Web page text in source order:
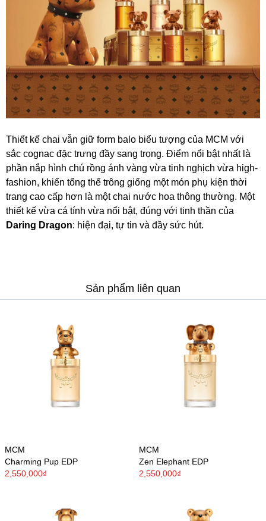
Thiết kế chai vẫn giữ form balo biểu tượng của MCM với
sắc cognac đặc trưng đầy sang trọng. Điểm nổi bật nhất là
phần nắp hình chú rồng ánh vàng vừa tinh nghịch vừa high-
fashion, khiến tổng thể trông giống một món phụ kiện thời
trang cao cấp hơn là một chai nước hoa thông thường. Một
thiết kế vừa cá tính vừa nổi bật, đúng với tinh thần của
Daring Dragon: hiện đại, tự tin và đầy sức hút.
Sản phẩm liên quan
MCM
Charming Pup EDP
2,550,000₫
MCM
Zen Elephant EDP
2,550,000₫